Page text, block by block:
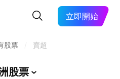
立即開始
股票 賣超
股票